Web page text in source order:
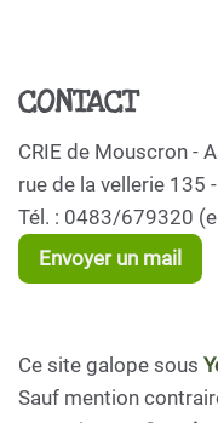
CONTACT
CRIE de Mouscron -
rue de la vellerie 135
Tél. : 0483/679320
Envoyer un mail
Ce site galope sous
Sauf mention